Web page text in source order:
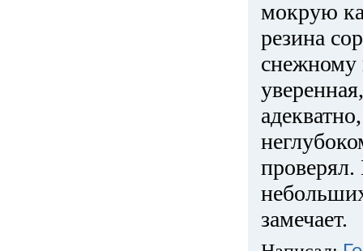
мокрую
резина
снежному
замечает.